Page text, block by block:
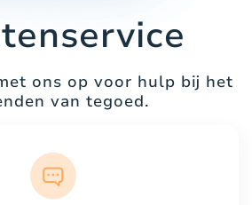
ons op voor hulp bij het
van tegoed.